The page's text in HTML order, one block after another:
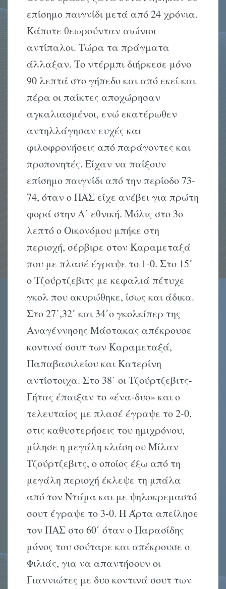
επίσημο παιγνίδι μετά από 24 χρόνια.
Κάποτε θεωρούνταν αιώνιοι
αντίπαλοι. Τώρα τα πράγματα
άλλαξαν. Το ντέρμπι διήρκεσε μόνο
90 λεπτά στο γήπεδο και από εκεί και
πέρα οι παίκτες αποχώρησαν
αγκαλιασμένοι, ενώ εκατέρωθεν
αντηλλάγησαν ευχές και
φιλοφρονήσεις από παράγοντες και
προπονητές. Είχαν να παίξουν
επίσημο παιγνίδι από την περίοδο 73-
74, όταν ο ΠΑΣ είχε ανέβει για πρώτη
φορά στην Α΄ εθνική. Μόλις στο 3ο
λεπτό ο Οικονόμου μπήκε στη
περιοχή, σέρβιρε στον Καραμεταξά
που με πλασέ έγραψε το 1-0. Στο 15΄
ο Τζούρτζεβιτς με κεφαλιά πέτυχε
γκολ που ακυρώθηκε, ίσως και άδικα.
Στο 27΄,32΄ και 34΄ο γκολκίπερ της
Αναγέννησης Μάστακας απέκρουσε
κοντινά σουτ των Καραμεταξά,
Παπαβασιλείου και Κατερίνη
αντίστοιχα. Στο 38΄ οι Τζούρτζεβιτς-
Γήτας έπαιξαν το «ένα-δυο» και ο
τελευταίος με πλασέ έγραψε το 2-0.
στις καθυστερήσεις του ημιχρόνου,
μίλησε η μεγάλη κλάση ου Μίλαν
Τζούρτζεβιτς, ο οποίος έξω από τη
μεγάλη περιοχή έκλεψε τη μπάλα
από τον Ντάμα και με ψηλοκρεμαστό
σουτ έγραψε το 3-0. Η Άρτα απείλησε
τον ΠΑΣ στο 60΄ όταν ο Παρασίδης
μόνος του σούταρε και απέκρουσε ο
Φιλιάς, για να απαντήσουν οι
Γιαννιώτες με δυο κοντινά σουτ των